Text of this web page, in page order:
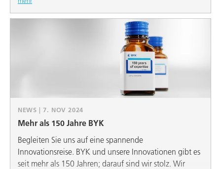
NEWS | 7. NOV 2024
Mehr als 150 Jahre BYK
Begleiten Sie uns auf eine spannende
Innovationsreise. BYK und unsere Innovationen gibt es
seit mehr als 150 Jahren; darauf sind wir stolz. Wir